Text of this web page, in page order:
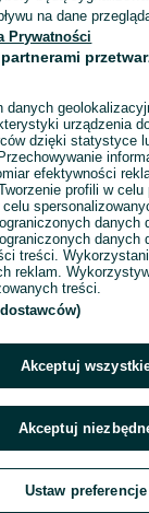
na dane
Prywatności
danych
urządzenia
dzięki statystyce
efektywności
profili w
danych
danych
treści.
reklam.
treści.
Akceptuj
Akceptuj
Ustaw preferencje